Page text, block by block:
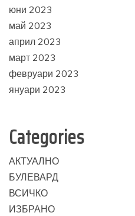
юни 2023
май 2023
април 2023
март 2023
февруари 2023
януари 2023
Categories
АКТУАЛНО
БУЛЕВАРД
ВСИЧКО
ИЗБРАНО